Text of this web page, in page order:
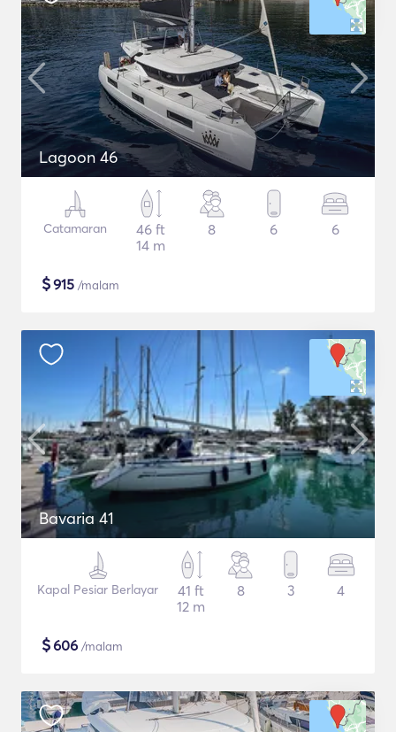
Lagoon 46
Catamaran
46 ft
14 m
8 6 6
$915 /malam
Bavaria 41
Kapal Pesiar Berlayar
41 ft
12 m
8 3 4
$606 /malam